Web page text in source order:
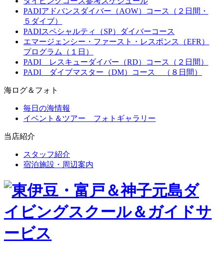
PADIアドバンスダイバー（AOW）コース（２日間・
５ダイブ）
PADIスペシャルティ（SP）ダイバーコース
エマージェンシー・ファースト・レスポンス（EFR）
プログラム（１日）
PADI レスキューダイバー（RD）コース（２日間）
PADI ダイブマスター（DM）コース （８日間）
海ログ＆フォト
毎日の海情報
イベント＆ツアー フォトギャラリー
当店紹介
スタッフ紹介
宿泊施設・周辺案内